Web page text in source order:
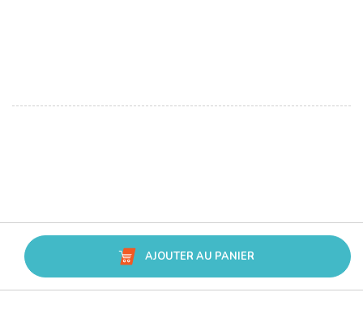
AJOUTER AU PANIER